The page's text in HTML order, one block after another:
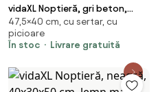
vidaXL Noptieră, gri beton,
40x35x47,5 cm, lemn compozit
47,5×40 cm, cu sertar, cu
picioare
În stoc
Livrare gratuită